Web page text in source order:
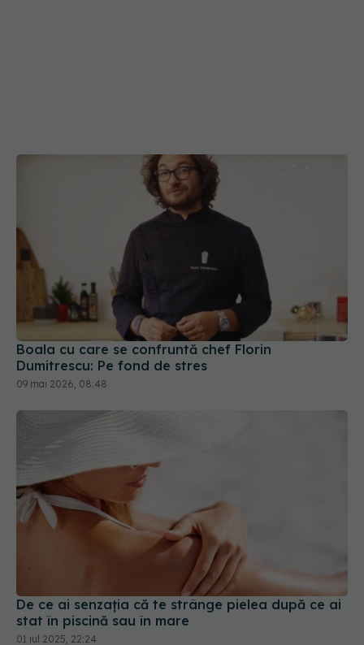
Boala cu care se confruntă chef Florin
Dumitrescu: Pe fond de stres
09 mai 2026, 08:48
De ce ai senzația că te strânge pielea după ce ai
stat în piscină sau în mare
01 iul 2025, 22:24